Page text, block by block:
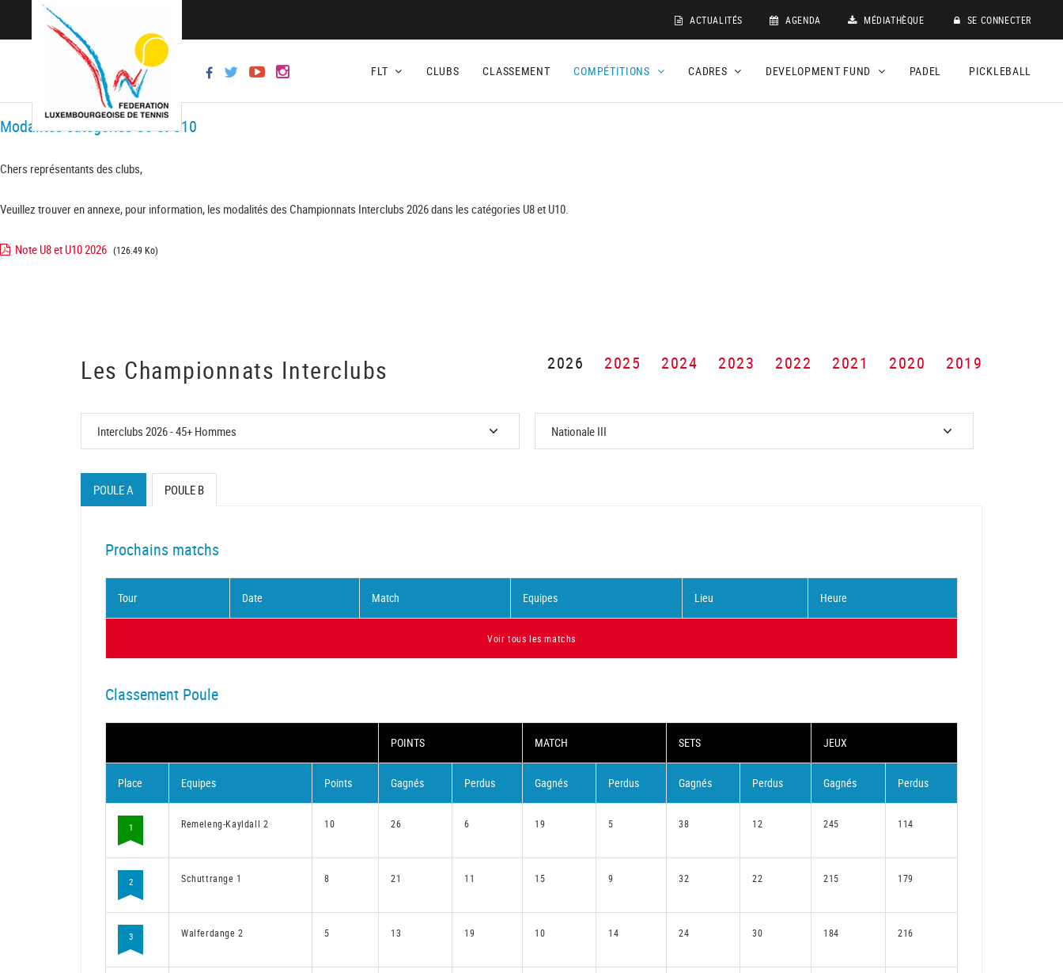
ACTUALITÉS AGENDA MÉDIATHÈQUE SE CONNECTER
FLT CLUBS CLASSEMENT COMPÉTITIONS CADRES DEVELOPMENT FUND PADEL PICKLEBALL
Modalités catégories U8 et U10
Chers représentants des clubs,
Veuillez trouver en annexe, pour information, les modalités des Championnats Interclubs 2026 dans les catégories U8 et U10.
Note U8 et U10 2026 (126.49 Ko)
Les Championnats Interclubs 2026 2025 2024 2023 2022 2021 2020 2019
POULE A POULE B
Prochains matchs
Tour Date Match Equipes Lieu Heure
Voir tous les matchs
Classement Poule
POINTS MATCH SETS JEUX
Place Equipes Points Gagnés Perdus Gagnés Perdus Gagnés Perdus Gagnés Perdus
1 Remeleng-Kayldall 2 10 26 6 19 5 38 12 245 114
2 Schuttrange 1 8 21 11 15 9 32 22 215 179
3 Walferdange 2 5 13 19 10 14 24 30 184 216